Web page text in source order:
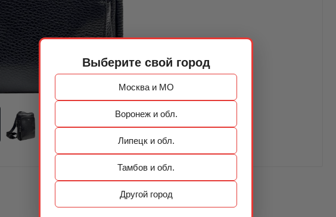
Выберите свой город
Москва и МО
Воронеж и обл.
Липецк и обл.
Тамбов и обл.
Другой город